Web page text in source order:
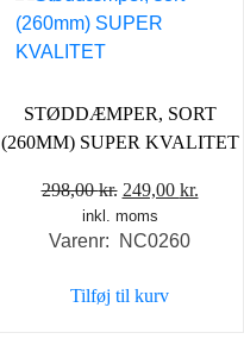
STØDDÆMPER, SORT
(260MM) SUPER KVALITET
298,00kr. Den
oprindelige
pris
298,00 kr..
249,00 kr.
inkl. moms
Varenr: NC0260
Tilføj til kurv